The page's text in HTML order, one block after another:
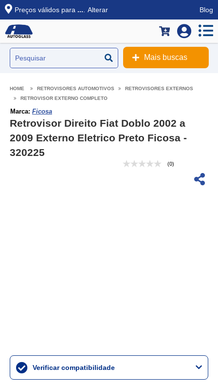
Preços válidos para ... Alterar Blog
Mais buscas
RETROVISORES AUTOMOTIVOS
RETROVISORES EXTERNOS
RETROVISOR EXTERNO COMPLETO
Marca: Ficosa
Retrovisor Direito Fiat Doblo 2002 a
2009 Externo Eletrico Preto Ficosa -
320225
(0)
Verificar compatibilidade